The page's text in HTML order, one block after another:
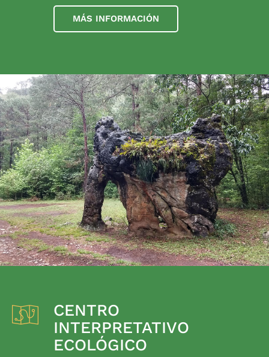
MÁS INFORMACIÓN
CENTRO
INTERPRETATIVO
ECOLÓGICO